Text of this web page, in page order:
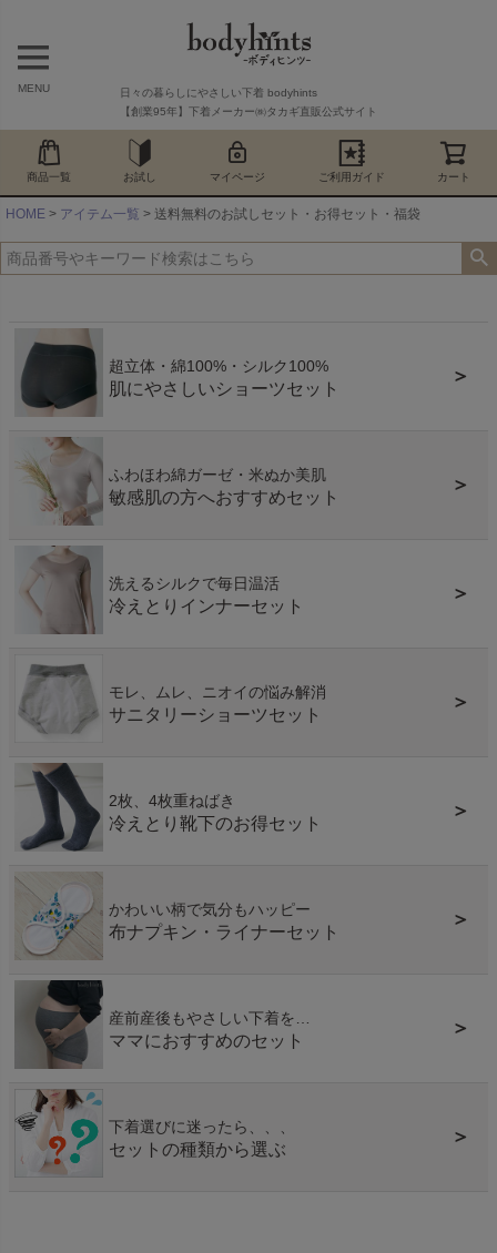
MENU
日々の暮らしにやさしい下着 bodyhints
【創業95年】下着メーカー㈱タカギ直販公式サイト
商品一覧 お試し マイページ ご利用ガイド カート
HOME アイテム一覧 送料無料のお試しセット・お得セット・福袋
超立体・綿100%・シルク100%
肌にやさしいショーツセット
＞
ふわほわ綿ガーゼ・米ぬか美肌
敏感肌の方へおすすめセット
＞
洗えるシルクで毎日温活
冷えとりインナーセット
＞
モレ、ムレ、ニオイの悩み解消
サニタリーショーツセット
＞
2枚、4枚重ねばき
冷えとり靴下のお得セット
＞
かわいい柄で気分もハッピー
布ナプキン・ライナーセット
＞
産前産後もやさしい下着を…
ママにおすすめのセット
＞
下着選びに迷ったら、、、
セットの種類から選ぶ
＞